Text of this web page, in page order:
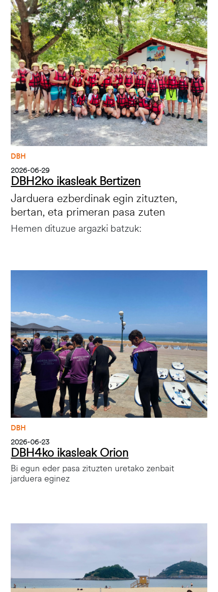
Irudia
DBH
2026-06-29
DBH2ko ikasleak Bertizen
Jarduera ezberdinak egin zituzten,
bertan, eta primeran pasa zuten
Hemen dituzue argazki batzuk:
DBH
2026-06-23
DBH4ko ikasleak Orion
Bi egun eder pasa zituzten uretako zenbait
jarduera eginez